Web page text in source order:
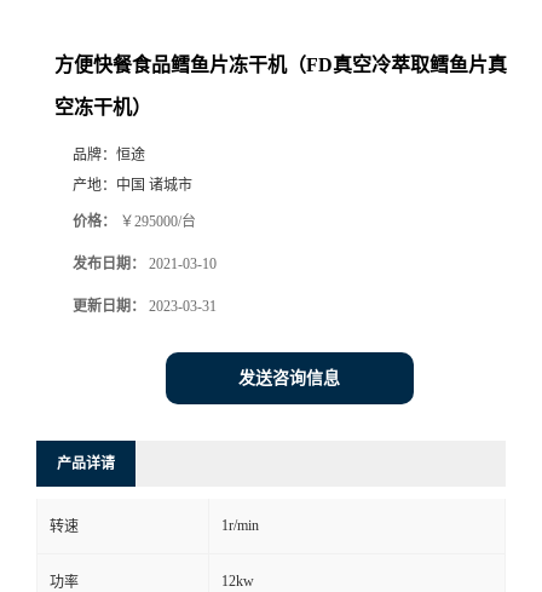
方便快餐食品鳕鱼片冻干机（FD真空冷萃取鳕鱼片真
空冻干机）
品牌： 恒途
产地： 中国 诸城市
价格： ￥295000/台
发布日期： 2021-03-10
更新日期： 2023-03-31
发送咨询信息
产品详请
转速 1r/min
功率 12kw